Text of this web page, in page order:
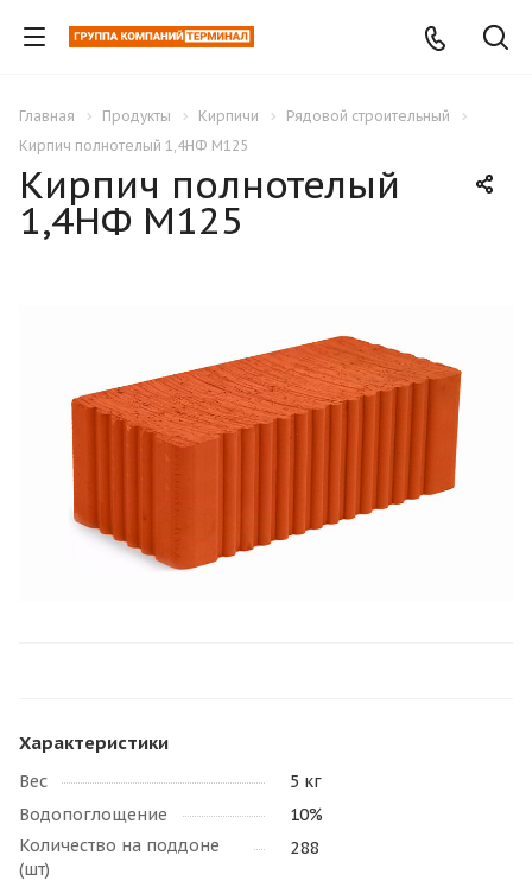
Главная Продукты Кирпичи
Рядовой строительный
Кирпич полнотелый 1,4НФ М125
Кирпич полнотелый
1,4НФ М125
Характеристики
Вес
5 кг
Водопоглощение
10%
Количество на поддоне
(шт)
288